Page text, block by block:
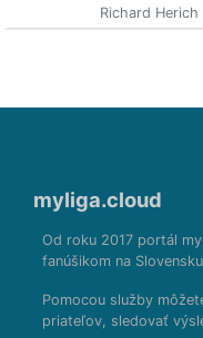
Richard Herich
myliga.cloud
Od roku 2017 portál
fanúšikom na
Pomocou služby
priateľov, sledovať